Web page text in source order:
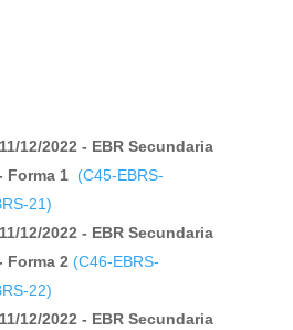
12/2022 - EBR Secundaria
Forma 1 (C45-EBRS-
21)
12/2022 - EBR Secundaria
Forma 2 (C46-EBRS-
22)
12/2022 - EBR Secundaria